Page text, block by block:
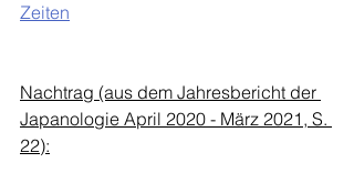
Zeiten
Nachtrag (aus dem Jahresbericht der
Japanologie April 2020 - März 2021, S.
22):